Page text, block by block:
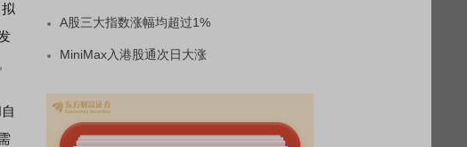
A股三大指数涨幅均超过1%
MiniMax入港股通次日大涨